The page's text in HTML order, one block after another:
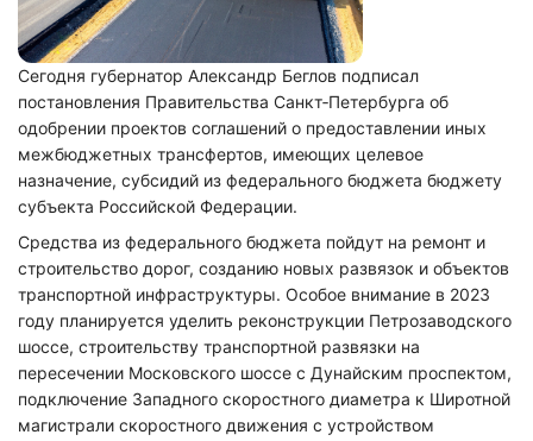
Сегодня губернатор Александр Беглов подписал
постановления Правительства Санкт‑Петербурга об
одобрении проектов соглашений о предоставлении иных
межбюджетных трансфертов, имеющих целевое
назначение, субсидий из федерального бюджета бюджету
субъекта Российской Федерации.
Средства из федерального бюджета пойдут на ремонт и
строительство дорог, созданию новых развязок и объектов
транспортной инфраструктуры. Особое внимание в 2023
году планируется уделить реконструкции Петрозаводского
шоссе, строительству транспортной развязки на
пересечении Московского шоссе с Дунайским проспектом,
подключение Западного скоростного диаметра к Широтной
магистрали скоростного движения с устройством